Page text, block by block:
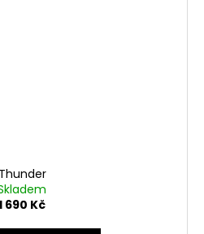
Thunder
690 Kč